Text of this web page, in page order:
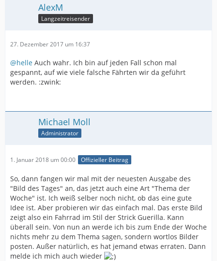
AlexM
Langzeitreisender
27. Dezember 2017 um 16:37
@helle Auch wahr. Ich bin auf jeden Fall schon mal
gespannt, auf wie viele falsche Fährten wir da geführt
werden. :zwink:
Michael Moll
Administrator
1. Januar 2018 um 00:00 Offizieller Beitrag
So, dann fangen wir mal mit der neuesten Ausgabe des
"Bild des Tages" an, das jetzt auch eine Art "Thema der
Woche" ist. Ich weiß selber noch nicht, ob das eine gute
Idee ist. Aber probieren wir das einfach mal. Das erste Bild
zeigt also ein Fahrrad im Stil der Strick Guerilla. Kann
überall sein. Von nun an werde ich bis zum Ende der Woche
nichts mehr zu dem Thema sagen, sondern wortlos Bilder
posten. Außer natürlich, es hat jemand etwas erraten. Dann
melde ich mich auch wieder